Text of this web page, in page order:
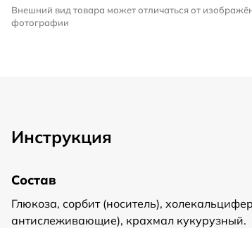
Внешний вид товара может отличаться от
фотографии
Инструкция
Состав
Глюкоза, сорбит (носитель),
антислеживающие), крахмал кукурузный.